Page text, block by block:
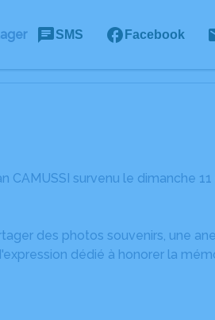
SMS Facebook
CAMUSSI survenu le dimanche
des photos souvenirs, une
dédié à honorer la